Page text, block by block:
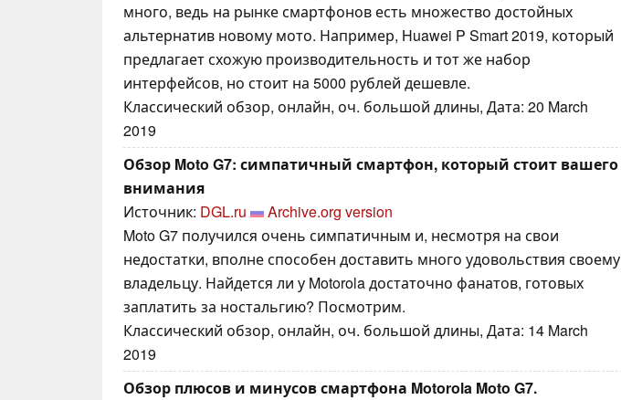
много, ведь на рынке смартфонов есть множество достойных
альтернатив новому мото. Например, Huawei P Smart 2019, который
предлагает схожую производительность и тот же набор
интерфейсов, но стоит на 5000 рублей дешевле.
Классический обзор, онлайн, оч. большой длины, Дата: 20 March
2019
Обзор Moto G7: симпатичный смартфон, который стоит вашего
внимания
Источник: DGL.ru
Archive.org version
Moto G7 получился очень симпатичным и, несмотря на свои
недостатки, вполне способен доставить много удовольствия своему
владельцу. Найдется ли у Motorola достаточно фанатов, готовых
заплатить за ностальгию? Посмотрим.
Классический обзор, онлайн, оч. большой длины, Дата: 14 March
2019
Обзор плюсов и минусов смартфона Motorola Moto G7.